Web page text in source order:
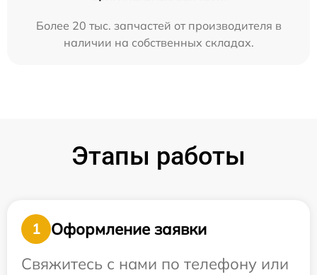
Более 20 тыс. запчастей от производителя в
наличии на собственных складах.
Этапы работы
1
Оформление заявки
Свяжитесь с нами по телефону или